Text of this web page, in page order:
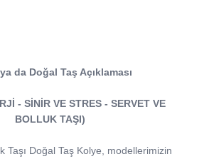
da Doğal Taş Açıklaması
- SİNİR VE STRES - SERVET VE
BOLLUK TAŞI)
Taşı Doğal Taş Kolye, modellerimizin